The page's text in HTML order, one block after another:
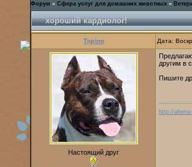
Форум » Сфера услуг для домашних животных »
хороший кардиолог!
Tigrino Дата:
Настоящий друг
другим в
Пишите
http://